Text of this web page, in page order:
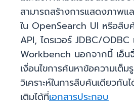
สามารถสร้างการแสดงภาพแ
ใน OpenSearch UI หรือสืบ
API, ไดรเวอร์ JDBC/
Workbench นอกจากนี้ เอ็น
เงื่อนไขการค้นหาข้อความเต็
วิเคราะห์ในการสืบค้นเดียวกั
เติมได้ที่เอกสารประกอบ